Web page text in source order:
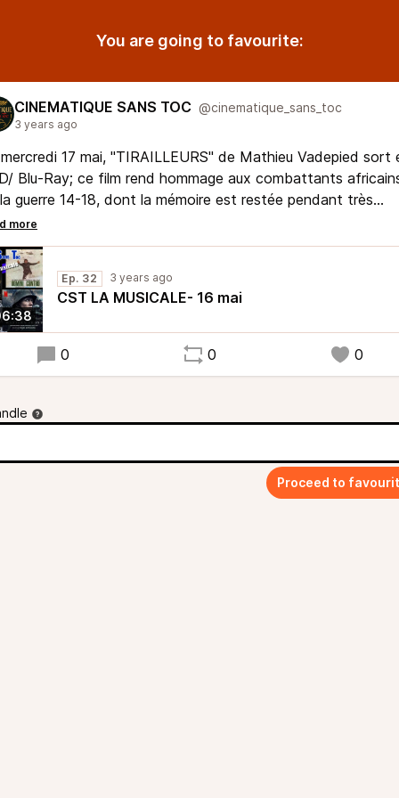
You are going to favourite:
CINEMATIQUE SANS TOC @cinematique_sans_toc
3 years ago
17 mai, "TIRAILLEURS" de Mathieu Vadepied sort
Blu-Ray; ce film rend hommage aux combattants
guerre 14-18, dont la mémoire est restée pendant très
invisibilisée. Outre la partition d'Alexandre Desplat
poignant avec Omar SY, c'est l'occasion ce mardi 16 à
en musiques quelques films relatant le premier conflit
Rediffusion dimanche 21 à 15h.
Ep. 32 3 years ago
CST LA MUSICALE- 16 mai
0 0 0
Proceed to